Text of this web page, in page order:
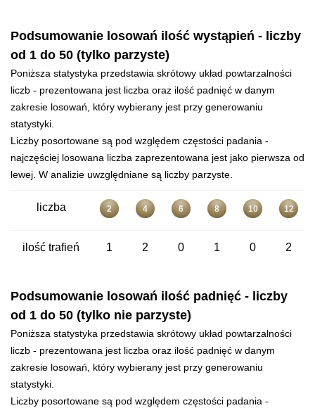
Podsumowanie losowań ilość wystąpień - liczby
od 1 do 50 (tylko parzyste)
Poniższa statystyka przedstawia skrótowy układ powtarzalności
liczb - prezentowana jest liczba oraz ilość padnięć w danym
zakresie losowań, który wybierany jest przy generowaniu
statystyki.
Liczby posortowane są pod względem częstości padania -
najczęściej losowana liczba zaprezentowana jest jako pierwsza od
lewej. W analizie uwzględniane są liczby parzyste.
liczba 2 4 6 8 10 12
ilość trafień 1 2 0 1 0 2
Podsumowanie losowań ilość padnięć - liczby
od 1 do 50 (tylko nie parzyste)
Poniższa statystyka przedstawia skrótowy układ powtarzalności
liczb - prezentowana jest liczba oraz ilość padnięć w danym
zakresie losowań, który wybierany jest przy generowaniu
statystyki.
Liczby posortowane są pod względem częstości padania -